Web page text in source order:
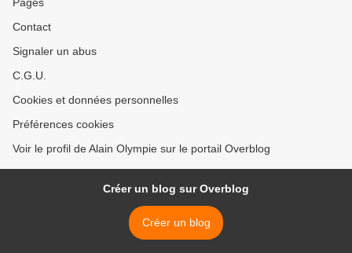
Contact
Signaler un abus
C.G.U.
Cookies et données personnelles
Préférences cookies
Voir le profil de Alain Olympie sur le portail Overblog
Créer un blog sur Overblog
Créer un blog